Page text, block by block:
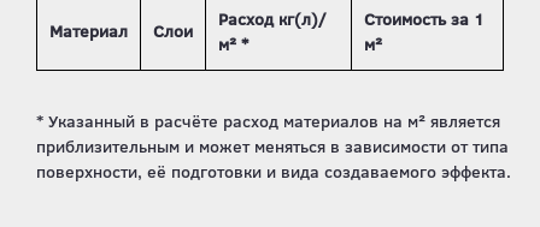
Материал Слои
Расход кг(л)/
м² *
Стоимость за 1
м²